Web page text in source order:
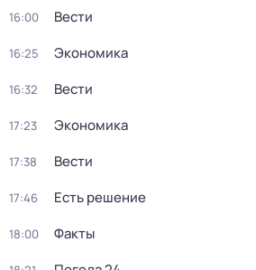
16:00 Вести
16:25 Экономика
16:32 Вести
17:23 Экономика
17:38 Вести
17:46 Есть решение
18:00 Факты